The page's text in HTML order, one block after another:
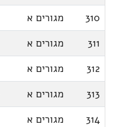
310
מגורים א
311
מגורים א
312
מגורים א
313
מגורים א
314
מגורים א